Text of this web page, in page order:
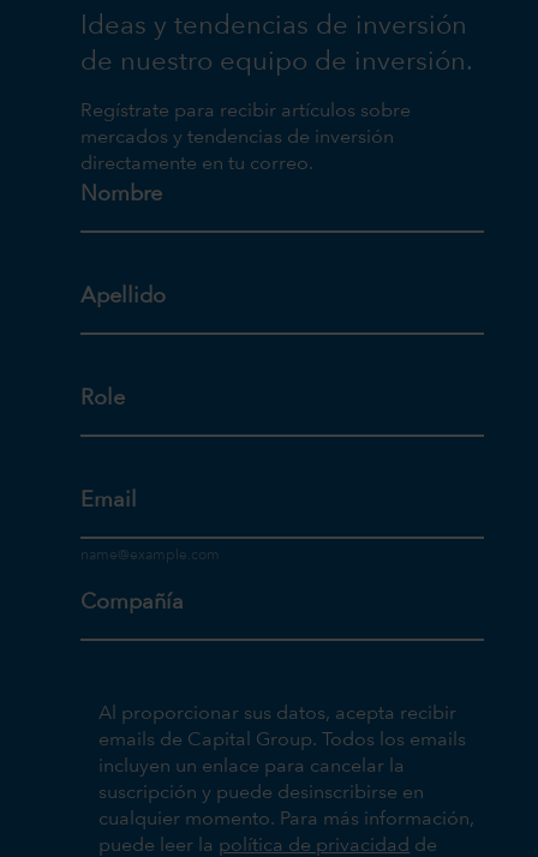
Ideas y tendencias de inversión
de nuestro equipo de inversión.
Regístrate para recibir artículos sobre
mercados y tendencias de inversión
directamente en tu correo.
Nombre
Apellido
Role
Email
Compañía
Al proporcionar sus datos, acepta recibir
emails de Capital Group. Todos los emails
incluyen un enlace para cancelar la
suscripción y puede desinscribirse en
cualquier momento. Para más información,
puede leer la política de privacidad de